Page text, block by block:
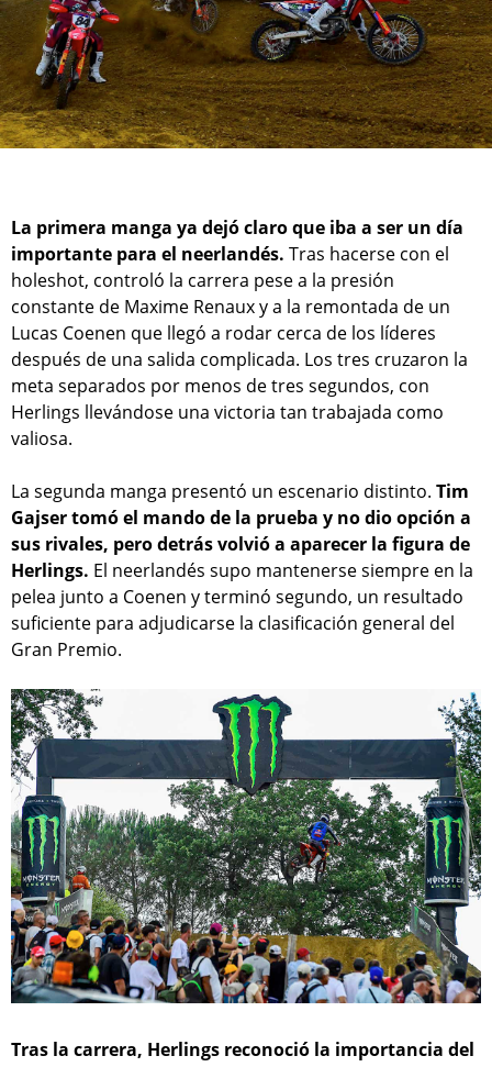
La primera manga ya dejó claro que iba a ser un día
importante para el neerlandés. Tras hacerse con el
holeshot, controló la carrera pese a la presión
constante de Maxime Renaux y a la remontada de un
Lucas Coenen que llegó a rodar cerca de los líderes
después de una salida complicada. Los tres cruzaron la
meta separados por menos de tres segundos, con
Herlings llevándose una victoria tan trabajada como
valiosa.
La segunda manga presentó un escenario distinto. Tim
Gajser tomó el mando de la prueba y no dio opción a
sus rivales, pero detrás volvió a aparecer la figura de
Herlings. El neerlandés supo mantenerse siempre en la
pelea junto a Coenen y terminó segundo, un resultado
suficiente para adjudicarse la clasificación general del
Gran Premio.
Tras la carrera, Herlings reconoció la importancia del